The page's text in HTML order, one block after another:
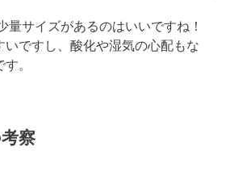
量サイズがあるのはいいですね！
いですし、酸化や湿気の心配もな
。
察